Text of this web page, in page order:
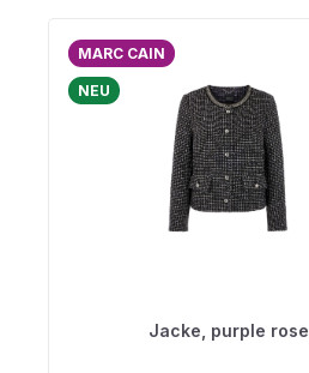
MARC CAIN
NEU
Jacke, purple rose